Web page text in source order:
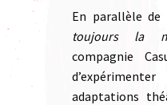
En parallèle de
toujours la
compagnie
adaptations